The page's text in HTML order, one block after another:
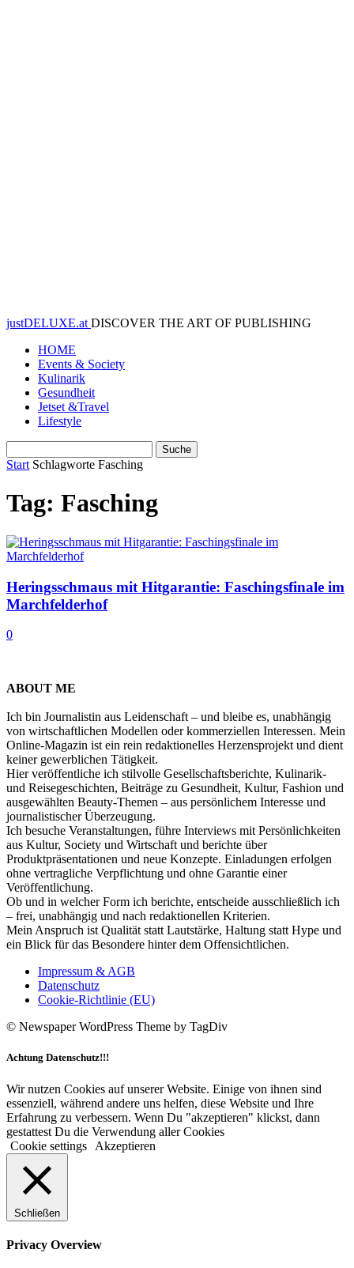
justDELUXE.at DISCOVER THE ART OF PUBLISHING
HOME
Events & Society
Kulinarik
Gesundheit
Jetset &Travel
Lifestyle
Start Schlagworte Fasching
Tag: Fasching
Heringsschmaus mit Hitgarantie: Faschingsfinale im
Marchfelderhof
0
ABOUT ME
Ich bin Journalistin aus Leidenschaft – und bleibe es, unabhängig
von wirtschaftlichen Modellen oder kommerziellen Interessen. Mein
Online-Magazin ist ein rein redaktionelles Herzensprojekt und dient
keiner gewerblichen Tätigkeit.
Hier veröffentliche ich stilvolle Gesellschaftsberichte, Kulinarik-
und Reisegeschichten, Beiträge zu Gesundheit, Kultur, Fashion und
ausgewählten Beauty-Themen – aus persönlichem Interesse und
journalistischer Überzeugung.
Ich besuche Veranstaltungen, führe Interviews mit Persönlichkeiten
aus Kultur, Society und Wirtschaft und berichte über
Produktpräsentationen und neue Konzepte. Einladungen erfolgen
ohne vertragliche Verpflichtung und ohne Garantie einer
Veröffentlichung.
Ob und in welcher Form ich berichte, entscheide ausschließlich ich
– frei, unabhängig und nach redaktionellen Kriterien.
Mein Anspruch ist Qualität statt Lautstärke, Haltung statt Hype und
ein Blick für das Besondere hinter dem Offensichtlichen.
Impressum & AGB
Datenschutz
Cookie-Richtlinie (EU)
© Newspaper WordPress Theme by TagDiv
Achtung Datenschutz!!!
Wir nutzen Cookies auf unserer Website. Einige von ihnen sind
essenziell, während andere uns helfen, diese Website und Ihre
Erfahrung zu verbessern. Wenn Du "akzeptieren" klickst, dann
gestattest Du die Verwendung aller Cookies
Cookie settings
Akzeptieren
Schließen
Privacy Overview